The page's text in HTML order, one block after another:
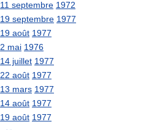
11 septembre 1972
19 septembre 1977
19 août 1977
2 mai 1976
14 juillet 1977
22 août 1977
13 mars 1977
14 août 1977
19 août 1977